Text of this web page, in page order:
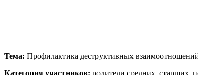
Тема: Профилактика деструктивных
Категория участников: родители средних, старших,